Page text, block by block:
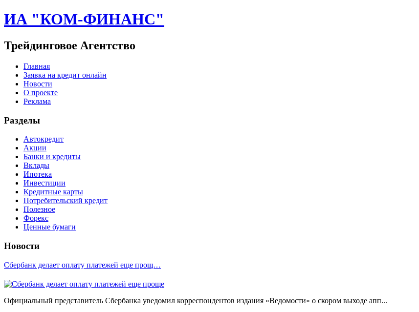
ИА "КОМ-ФИНАНС"
Трейдинговое Агентство
Главная
Заявка на кредит онлайн
Новости
О проекте
Реклама
Разделы
Автокредит
Акции
Банки и кредиты
Вклады
Ипотека
Инвестиции
Кредитные карты
Потребительский кредит
Полезное
Форекс
Ценные бумаги
Новости
Сбербанк делает оплату платежей еще прощ…
Официальный представитель Сбербанка уведомил корреспондентов издания «Ведомости» о скором выходе апп...